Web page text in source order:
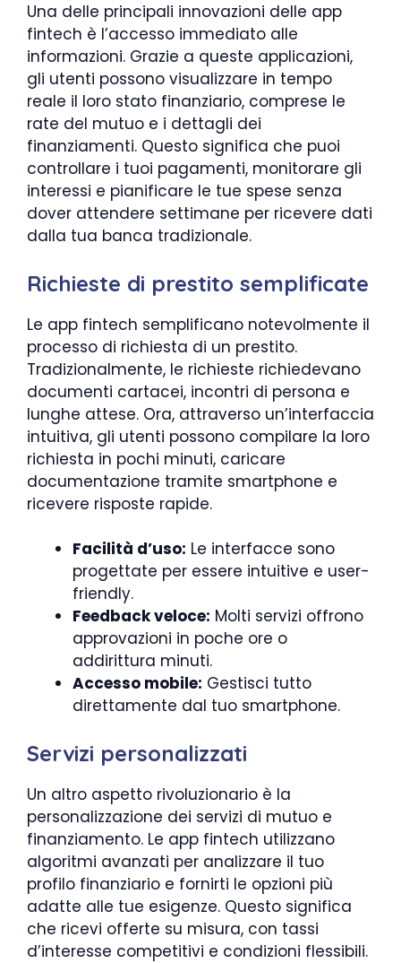
Una delle principali innovazioni delle app
fintech è l’accesso immediato alle
informazioni. Grazie a queste applicazioni,
gli utenti possono visualizzare in tempo
reale il loro stato finanziario, comprese le
rate del mutuo e i dettagli dei
finanziamenti. Questo significa che puoi
controllare i tuoi pagamenti, monitorare gli
interessi e pianificare le tue spese senza
dover attendere settimane per ricevere dati
dalla tua banca tradizionale.
Richieste di prestito semplificate
Le app fintech semplificano notevolmente il
processo di richiesta di un prestito.
Tradizionalmente, le richieste richiedevano
documenti cartacei, incontri di persona e
lunghe attese. Ora, attraverso un’interfaccia
intuitiva, gli utenti possono compilare la loro
richiesta in pochi minuti, caricare
documentazione tramite smartphone e
ricevere risposte rapide.
Facilità d’uso: Le interfacce sono
progettate per essere intuitive e user-
friendly.
Feedback veloce: Molti servizi offrono
approvazioni in poche ore o
addirittura minuti.
Accesso mobile: Gestisci tutto
direttamente dal tuo smartphone.
Servizi personalizzati
Un altro aspetto rivoluzionario è la
personalizzazione dei servizi di mutuo e
finanziamento. Le app fintech utilizzano
algoritmi avanzati per analizzare il tuo
profilo finanziario e fornirti le opzioni più
adatte alle tue esigenze. Questo significa
che ricevi offerte su misura, con tassi
d’interesse competitivi e condizioni flessibili.